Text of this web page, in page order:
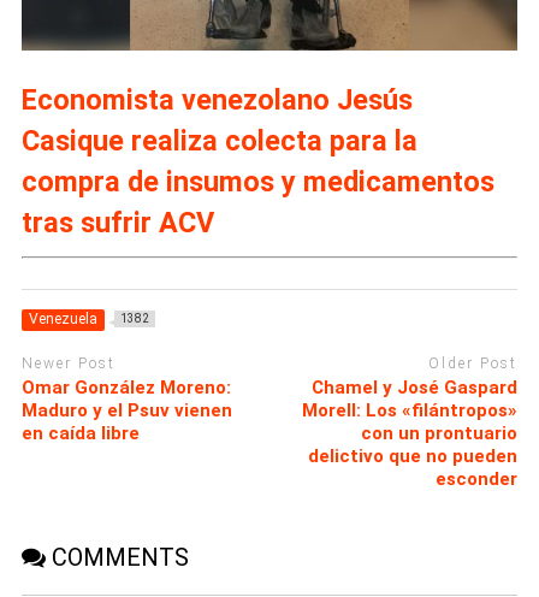
Economista venezolano Jesús
Casique realiza colecta para la
compra de insumos y medicamentos
tras sufrir ACV
Venezuela 1382
Newer Post
Omar González Moreno:
Maduro y el Psuv vienen
en caída libre
Older Post
Chamel y José Gaspard
Morell: Los «filántropos»
con un prontuario
delictivo que no pueden
esconder
COMMENTS